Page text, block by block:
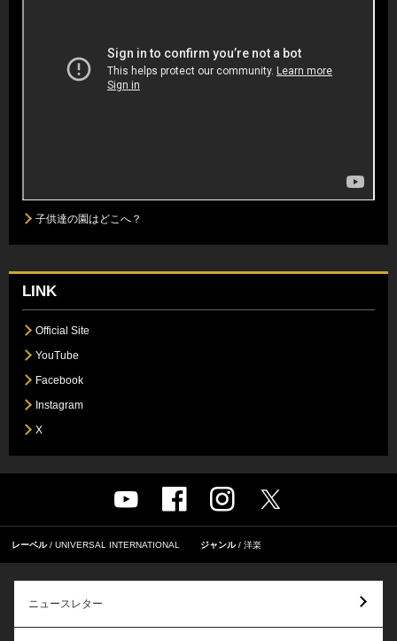
子供達の園はどこへ？
LINK
Official Site
YouTube
Facebook
Instagram
X
レーベル UNIVERSAL INTERNATIONAL ジャンル 洋楽
ニュースレター